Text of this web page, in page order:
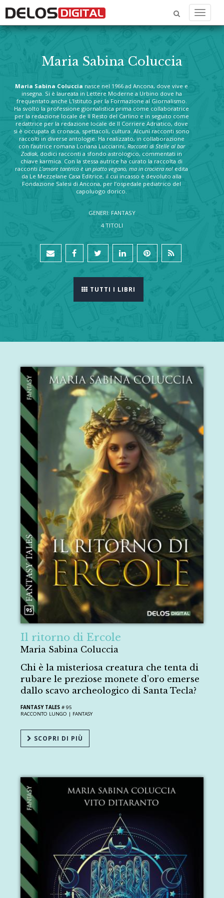
Menu
Maria Sabina Coluccia
Maria Sabina Coluccia nasce nel 1966 ad Ancona, dove vive e
insegna. Si è laureata in Lettere Moderne a Urbino dove ha
frequentato anche L’Istituto per la Formazione al Giornalismo.
Ha svolto la professione giornalistica prima come collaboratrice
per la redazione locale de Il Resto del Carlino e in seguito come
redattrice per la redazione locale de Il Corriere Adriatico, dove
si è occupata di cronaca, spettacoli, cultura. Alcuni racconti sono
raccolti in diverse antologie. Ha realizzato, in collaborazione
con l’autrice romana Loriana Lucciarini, Racconti di Stelle al bar
Zodiak, dodici racconti a sfondo astrologico, commentati in
chiave karmica. Con la stessa autrice ha curato la raccolta di
racconti L’amore tantrico è un piatto vegano, ma in crociera no! edita
da Le Mezzelane Casa Editrice, il cui incasso è devoluto alla
Fondazione Salesi di Ancona, per l’ospedale pediatrico del
capoluogo dorico.
GENERI: FANTASY
4 TITOLI
TUTTI I LIBRI
Il ritorno di Ercole
Maria Sabina Coluccia
Chi è la misteriosa creatura che tenta di
rubare le preziose monete d’oro emerse
dallo scavo archeologico di Santa Tecla?
FANTASY TALES # 95
RACCONTO LUNGO | FANTASY
SCOPRI DI PIÙ